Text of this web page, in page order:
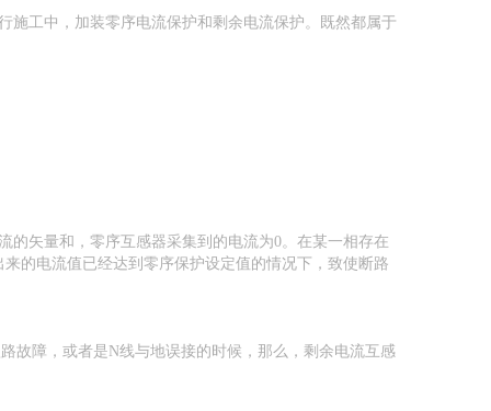
施工中，加装零序电流保护和剩余电流保护。既然都属于
的矢量和，零序互感器采集到的电流为0。在某一相存在
的电流值已经达到零序保护设定值的情况下，致使断路
故障，或者是N线与地误接的时候，那么，剩余电流互感